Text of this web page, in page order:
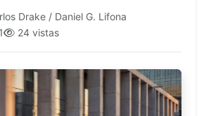
Drake / Daniel G. Lifona
24 vistas